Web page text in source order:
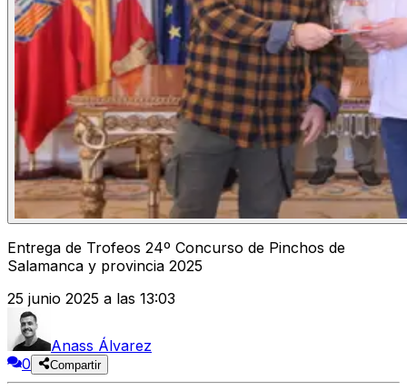
Entrega de Trofeos 24º Concurso de Pinchos de
Salamanca y provincia 2025
25 junio 2025 a las 13:03
Anass Álvarez
0
Compartir